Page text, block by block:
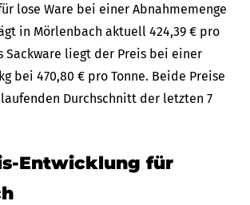
lose Ware bei einer Abnahmemenge
in Mörlenbach aktuell 424,39 € pro
Sackware liegt der Preis bei einer
bei 470,80 € pro Tonne. Beide Preise
Durchschnitt der letzten 7
Entwicklung für